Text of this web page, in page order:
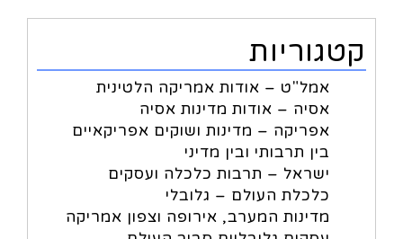
קטגוריות
אמל"ט – אודות אמריקה הלטינית
אסיה – אודות מדינות אסיה
אפריקה – מדינות ושוקים אפריקאיים
בין תרבותי ובין מדיני
ישראל – תרבות כלכלה ועסקים
כלכלת העולם – גלובלי
מדינות המערב, אירופה וצפון אמריקה